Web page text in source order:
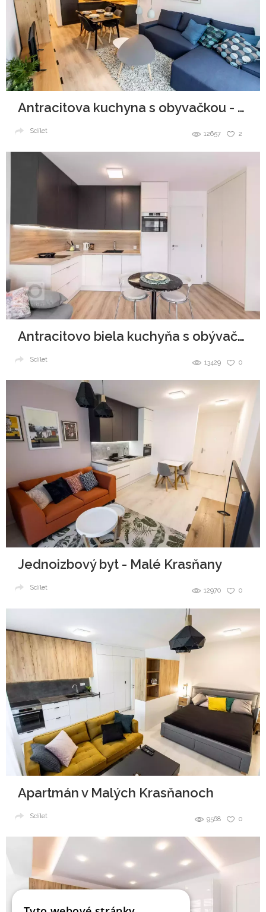
Antracitova kuchyna s obyvačkou - Malé Krasňany
2
12657
Sdílet
Antracitovo biela kuchyňa s obývačkou
0
13429
Sdílet
Jednoizbový byt - Malé Krasňany
0
12970
Sdílet
Apartmán v Malých Krasňanoch
0
9568
Sdílet